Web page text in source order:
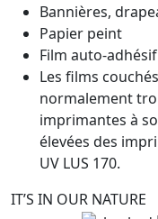
Bannières,
Papier peint
Film auto-adhésif
Les films
normalement
imprimantes à
élevées des
UV LUS 170.
IT’S IN OUR NATURE